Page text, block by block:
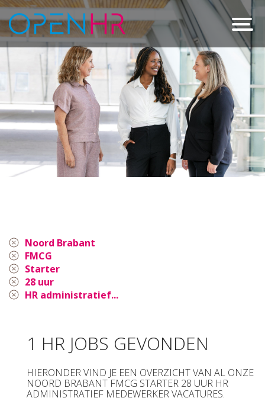
Noord Brabant
FMCG
Starter
28 uur
HR administratief...
1 HR JOBS GEVONDEN
HIERONDER VIND JE EEN OVERZICHT VAN AL ONZE
NOORD BRABANT FMCG STARTER 28 UUR HR
ADMINISTRATIEF MEDEWERKER VACATURES.